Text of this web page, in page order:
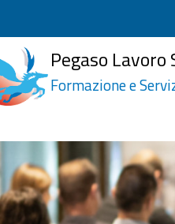
Pegaso
Formazione e